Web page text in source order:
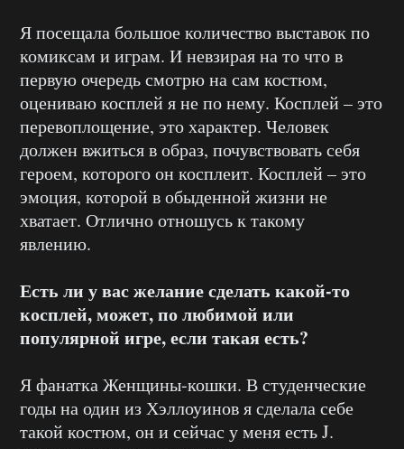
Я посещала большое количество выставок по
комиксам и играм. И невзирая на то что в
первую очередь смотрю на сам костюм,
оцениваю косплей я не по нему. Косплей – это
перевоплощение, это характер. Человек
должен вжиться в образ, почувствовать себя
героем, которого он косплеит. Косплей – это
эмоция, которой в обыденной жизни не
хватает. Отлично отношусь к такому
явлению.
Есть ли у вас желание сделать какой-то
косплей, может, по любимой или
популярной игре, если такая есть?
Я фанатка Женщины-кошки. В студенческие
годы на один из Хэллоуинов я сделала себе
такой костюм, он и сейчас у меня есть J.